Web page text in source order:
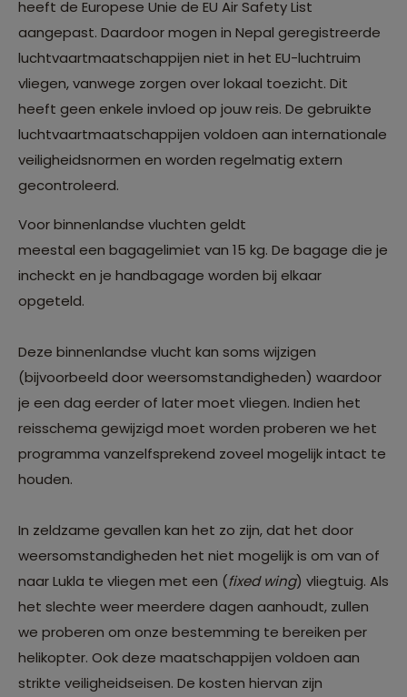
heeft de Europese Unie de EU Air Safety List
aangepast. Daardoor mogen in Nepal geregistreerde
luchtvaartmaatschappijen niet in het EU-luchtruim
vliegen, vanwege zorgen over lokaal toezicht. Dit
heeft geen enkele invloed op jouw reis. De gebruikte
luchtvaartmaatschappijen voldoen aan internationale
veiligheidsnormen en worden regelmatig extern
gecontroleerd.
Voor binnenlandse vluchten geldt
meestal een bagagelimiet van 15 kg. De bagage die je
incheckt en je handbagage worden bij elkaar
opgeteld.
Deze binnenlandse vlucht kan soms wijzigen
(bijvoorbeeld door weersomstandigheden) waardoor
je een dag eerder of later moet vliegen. Indien het
reisschema gewijzigd moet worden proberen we het
programma vanzelfsprekend zoveel mogelijk intact te
houden.
In zeldzame gevallen kan het zo zijn, dat het door
weersomstandigheden het niet mogelijk is om van of
naar Lukla te vliegen met een (fixed wing) vliegtuig. Als
het slechte weer meerdere dagen aanhoudt, zullen
we proberen om onze bestemming te bereiken per
helikopter. Ook deze maatschappijen voldoen aan
strikte veiligheidseisen. De kosten hiervan zijn